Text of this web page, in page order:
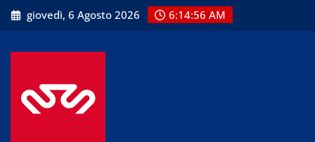
Skip
to
giovedì, 6 Agosto 2026 6:14:57 AM